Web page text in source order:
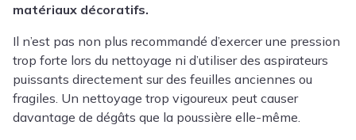
matériaux décoratifs.
Il n’est pas non plus recommandé d’exercer une pression
trop forte lors du nettoyage ni d’utiliser des aspirateurs
puissants directement sur des feuilles anciennes ou
fragiles. Un nettoyage trop vigoureux peut causer
davantage de dégâts que la poussière elle-même.